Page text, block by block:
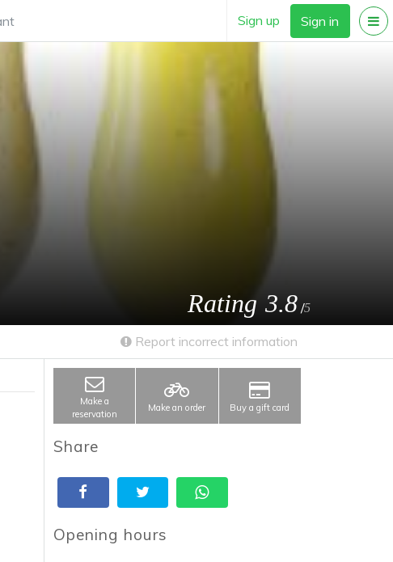
Sign up Sign in
Rating 3.8 /5
Report incorrect information
Make a
reservation
Make an order Buy a gift card
Share
Opening hours